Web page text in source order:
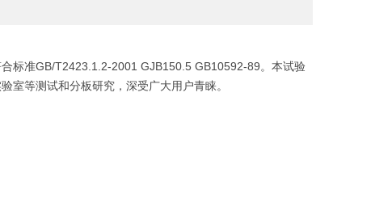
标准GB/T2423.1.2-2001 GJB150.5 GB10592-89。本试验
室等测试和分板研究，深受广大用户青睐。